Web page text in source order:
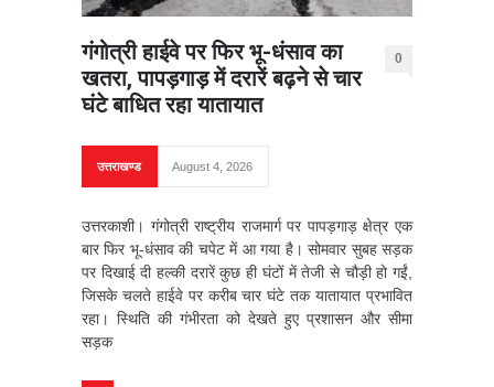
गंगोत्री हाईवे पर फिर भू-धंसाव का
खतरा, पापड़गाड़ में दरारें बढ़ने से चार
घंटे बाधित रहा यातायात
0
उत्तराखण्ड August 4, 2026
उत्तरकाशी। गंगोत्री राष्ट्रीय राजमार्ग पर पापड़गाड़ क्षेत्र एक
बार फिर भू-धंसाव की चपेट में आ गया है। सोमवार सुबह सड़क
पर दिखाई दी हल्की दरारें कुछ ही घंटों में तेजी से चौड़ी हो गईं,
जिसके चलते हाईवे पर करीब चार घंटे तक यातायात प्रभावित
रहा। स्थिति की गंभीरता को देखते हुए प्रशासन और सीमा
सड़क